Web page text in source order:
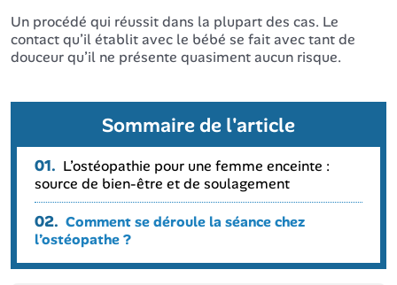
Un procédé qui réussit dans la plupart des cas. Le
contact qu’il établit avec le bébé se fait avec tant de
douceur qu’il ne présente quasiment aucun risque.
Sommaire de l'article
01. L’ostéopathie pour une femme enceinte :
source de bien-être et de soulagement
02. Comment se déroule la séance chez
l’ostéopathe ?